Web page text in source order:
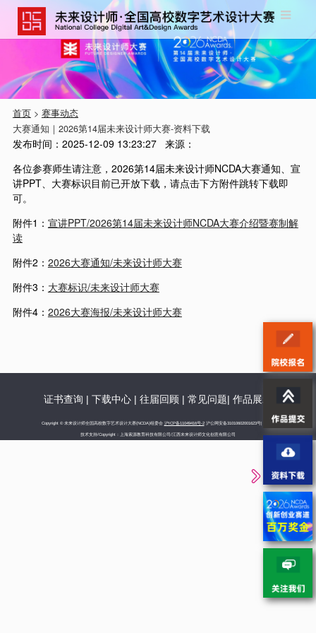
首页> 赛事动态
大赛通知｜2026第14届未来设计师大赛-资料下载
发布时间： 2025-12-09 13:23:27来源：
各位参赛师生请注意，2026第14届未来设计师NCDA大赛通知、宣
讲PPT、大赛标识目前已开放下载，请点击下方附件跳转下载即
可。
附件1： 宣讲PPT/2026第14届未来设计师NCDA大赛介绍暨赛制解
读
附件2： 2026大赛通知/未来设计师大赛
附件3： 大赛标识/未来设计师大赛
附件4： 2026大赛海报/未来设计师大赛
证书查询 | 下载中心 | 往届回顾 | 常见问题| 作品展示
Copyright © 未来设计师全国高校数字艺术设计大赛(NCDA)组委会 沪ICP备11049416号-2沪公网安备31010602001623号|
技术支持/Copyright：上海索源教育科技有限公司/江西未来设计师文化创意有限公司